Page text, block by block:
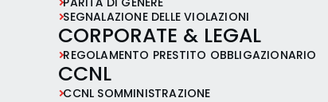
SEGNALAZIONE DELLE VIOLAZIONI
CORPORATE & LEGAL
REGOLAMENTO PRESTITO OBBLIGAZIONARIO
CCNL
CCNL SOMMINISTRAZIONE